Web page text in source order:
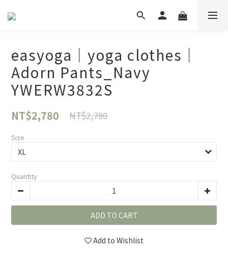
easyoga｜yoga clothes｜
Adorn Pants_Navy
YWERW3832S
NT$2,780 NT$2,780
Size
Quantity
ADD TO CART
Add to Wishlist